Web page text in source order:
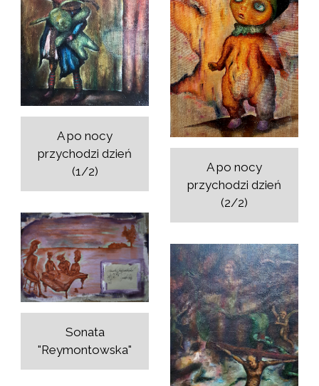
A po nocy
przychodzi dzień
(2/2)
A po nocy
przychodzi dzień
(1/2)
Sonata
"Reymontowska"